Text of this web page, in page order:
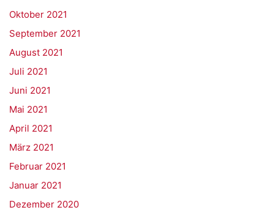
Oktober 2021
September 2021
August 2021
Juli 2021
Juni 2021
Mai 2021
April 2021
März 2021
Februar 2021
Januar 2021
Dezember 2020